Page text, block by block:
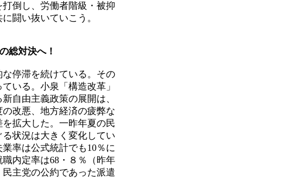
倒し、労働者階級・被抑
闘い抜いていこう。
総対決へ！
停滞を続けている。その
いる。小泉「構造改革」
自由主義政策の展開は、
改悪、地方経済の疲弊な
拡大した。一昨年夏の民
状況は大きく変化してい
率は公式統計でも10％に
内定率は68・８％（昨年
主党の公約であった派遣